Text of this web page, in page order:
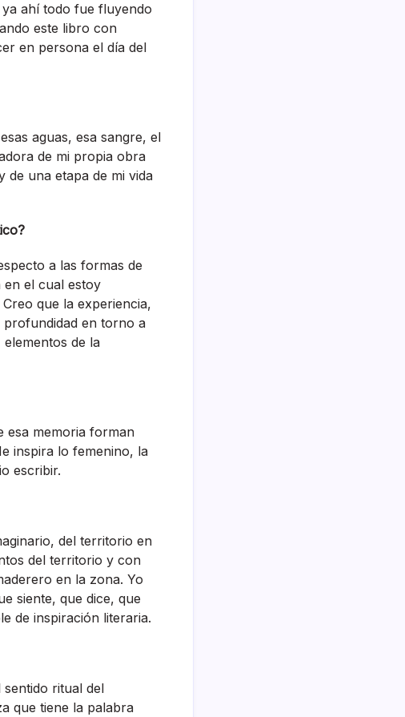
ahí todo fue fluyendo
este libro con
en persona el día del
aguas, esa sangre, el
de mi propia obra
de una etapa de mi vida
a las formas de
en el cual estoy
que la experiencia,
en torno a
de la
esa memoria forman
inspira lo femenino, la
escribir.
del territorio en
del territorio y con
en la zona. Yo
siente, que dice, que
de inspiración literaria.
ritual del
que tiene la palabra